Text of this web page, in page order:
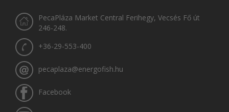
PecaPláza Market Central Ferihegy, Vecsés Fő út
246-248.
+36-29-553-400
pecaplaza@energofish.hu
Facebook